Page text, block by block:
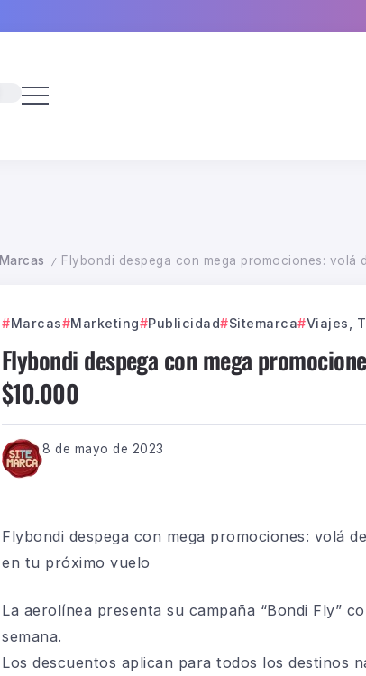
Marcas / Flybondi despega con mega promociones:
Marcas Marketing Publicidad Sitemarca Viajes,
Flybondi despega con mega
$10.000
8 de mayo de 2023
Flybondi despega con mega promociones: volá
en tu próximo vuelo
La aerolínea presenta su campaña “Bondi Fly”
semana.
Los descuentos aplican para todos los destinos